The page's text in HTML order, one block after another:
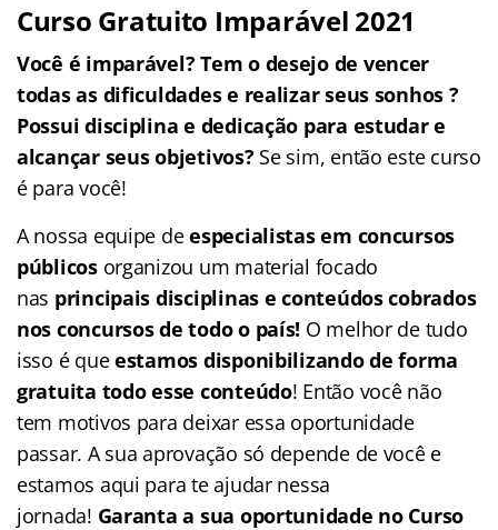
Curso Gratuito Imparável 2021
Você é imparável? Tem o desejo de vencer
todas as dificuldades e realizar seus sonhos ?
Possui disciplina e dedicação para estudar e
alcançar seus objetivos?Se sim, então este curso
é para você!
A nossa equipe deespecialistas em concursos
públicosorganizou um material focado
nas principais disciplinas e conteúdos cobrados
nos concursos de todo o país! O melhor de tudo
isso é queestamos disponibilizando de forma
gratuita todo esse conteúdo! Então você não
tem motivos para deixar essa oportunidade
passar. A sua aprovação só depende de você e
estamos aqui para te ajudar nessa
jornada! Garanta a sua oportunidade no Curso